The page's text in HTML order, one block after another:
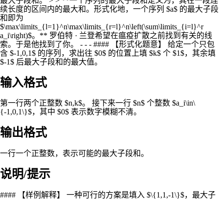
续长度的区间内的最大和。形式化地，一个序列 $a$ 的最大子段
和即为
$\max\limits_{l=1}^n\max\limits_{r=l}^n\left(\sum\limits_{i=l}^r
a_i\right)$。** 罗伯特 · 兰登希望在瘟疫扩散之前找到有关的线
索。于是他找到了你。 - - - #### 【形式化题意】 给定一个只包
含 $-1,0,1$ 的序列，求出往 $0$ 的位置上填 $k$ 个 $1$，其余填
$-1$ 后最大子段和的最大值。
输入格式
第一行两个正整数 $n,k$。 接下来一行 $n$ 个整数 $a_i\in\
{-1,0,1\}$，其中 $0$ 表示数字模糊不清。
输出格式
一行一个正整数，表示可能的最大子段和。
说明/提示
#### 【样例解释】 一种可行的方案是填入 $\{1,1,-1\}$，最大子